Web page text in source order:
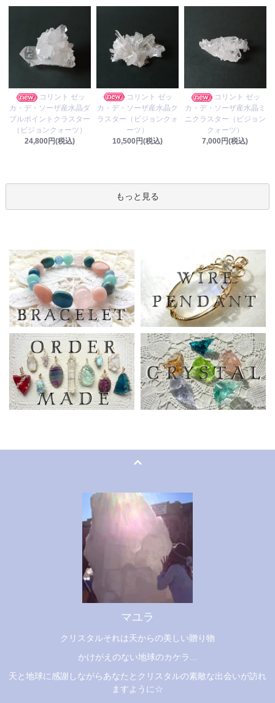
コリント ゼッ
カ・デ・ソーザ産水晶ダ
ブルポイントクラスター
（ビジョンクォーツ）
24,800円(税込)
コリント ゼッ
カ・デ・ソーザ産水晶ク
ラスター（ビジョンクォ
ーツ）
10,500円(税込)
コリント ゼッ
カ・デ・ソーザ産水晶ミ
ニクラスター（ビジョン
クォーツ）
7,000円(税込)
もっと見る
マユラ
クリスタルそれは天からの美しい贈り物
かけがえのない地球のカケラ...
天と地球に感謝しながらあなたとクリスタルの素敵な出会いが訪れ
ますように☆